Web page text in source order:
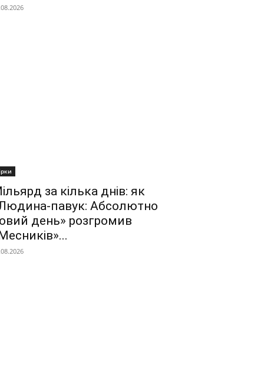
за кілька днів: як
павук: Абсолютно
день» розгромив